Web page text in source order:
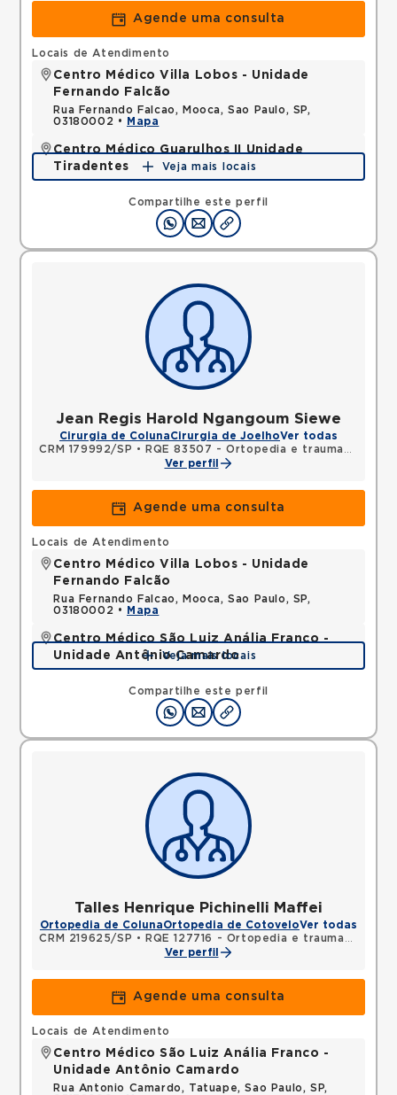
Agende uma consulta
Compartilhe este perfil
Locais de Atendimento
Centro Médico Villa Lobos - Unidade
Fernando Falcão
Rua Fernando Falcao, Mooca, Sao Paulo, SP,
03180002 •
Mapa
Centro Médico Guarulhos II Unidade
Tiradentes
Avenida Tiradentes, Jardim Guarulhos, Guarulhos,
SP, 07090000 •
Mapa
Veja mais locais
Jean Regis Harold Ngangoum Siewe
Cirurgia de ColunaCirurgia de JoelhoVer todas
CRM 179992/SP •
RQE 83507 - Ortopedia e traumatologia
Ver perfil
Agende uma consulta
Compartilhe este perfil
Locais de Atendimento
Centro Médico Villa Lobos - Unidade
Fernando Falcão
Rua Fernando Falcao, Mooca, Sao Paulo, SP,
03180002 •
Mapa
Centro Médico São Luiz Anália Franco -
Unidade Antônio Camardo
Rua Antonio Camardo, Tatuape, Sao Paulo, SP,
Mapa
Veja mais locais
Talles Henrique Pichinelli Maffei
Ortopedia de ColunaOrtopedia de CotoveloVer todas
CRM 219625/SP •
RQE 127716 - Ortopedia e traumatologia
Ver perfil
Agende uma consulta
Locais de Atendimento
Centro Médico São Luiz Anália Franco -
Unidade Antônio Camardo
Rua Antonio Camardo, Tatuape, Sao Paulo, SP,